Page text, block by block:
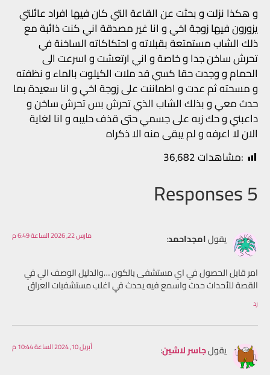
و هكذا نزلت و بحثت عن القاعة التي كان فيها افراد عائلتي
يزورون فيها زوجة اخي و انا غير مصدقة اني كنت ذائبة مع
ذلك الشاب مستمتعة بقبلاته و احتكاكاته الساخنة في
تحرش ساخن جدا و خاصة و اني ارتعشت و اسرعت الى
الحمام و وجدت حقا كسي قد ملات الكيلوت بالماء و نظفته
و مسحته ثم عدت و اطماننت على زوجة اخي و انا سعيدة بما
حدث معي و بذلك الشاب الذي تحرش بس تحرش ساخن و
داعبني و حك زبه على جسمي حتى قذف حليبه و انا لغاية
الان لا اعرفه و لم يبقى منه الا ذكراه
:مشاهدات36٬682
5 Responses
يقولامجداحمد: مارس 22, 2026 الساعة 6:49 م
امر قابل الحصول في اي مستشفى بالكون …والدليل الوصف الي في
القصة للأحداث حدث واسمع فيه يحدث في اغلب مستشفيات العراق
رد
يقولجاسر لاشين: أبريل 10, 2024 الساعة 10:44 م